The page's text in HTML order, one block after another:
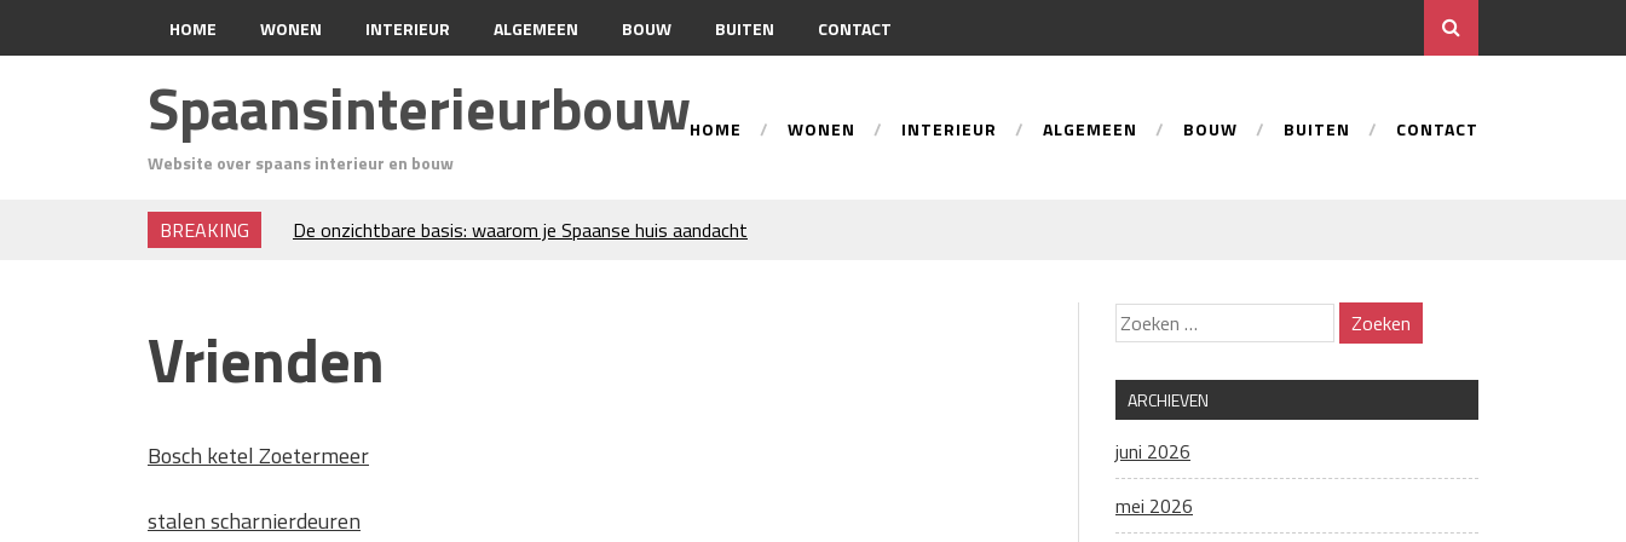
HOME WONEN INTERIEUR ALGEMEEN BOUW BUITEN CONTACT
Spaansinterieurbouw
Website over spaans interieur en bouw
HOME WONEN INTERIEUR ALGEMEEN BOUW BUITEN CONTACT
BREAKING
De onzichtbare basis: waarom je Spaanse huis aandacht
Waar let je op bij het kiezen van gevelreiniging?
Projectinrichting voor kantoren: hoe werkt dat?
Grond kopen of verkopen Noord-Holland
Optimaal Presteert
Vrienden
Bosch ketel Zoetermeer
stalen scharnierdeuren
ARCHIEVEN
juni 2026
mei 2026